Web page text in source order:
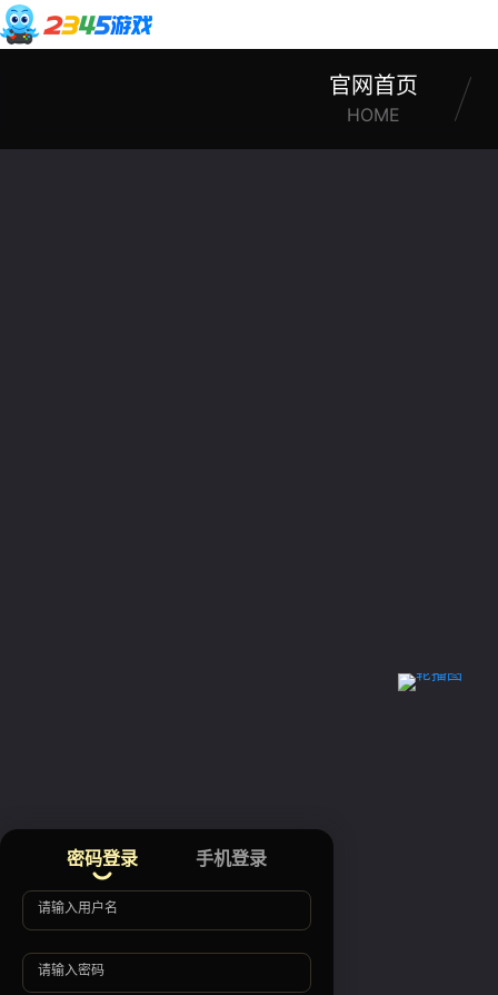
官网首页
HOME
密码登录 手机登录
请输入用户名
请输入密码